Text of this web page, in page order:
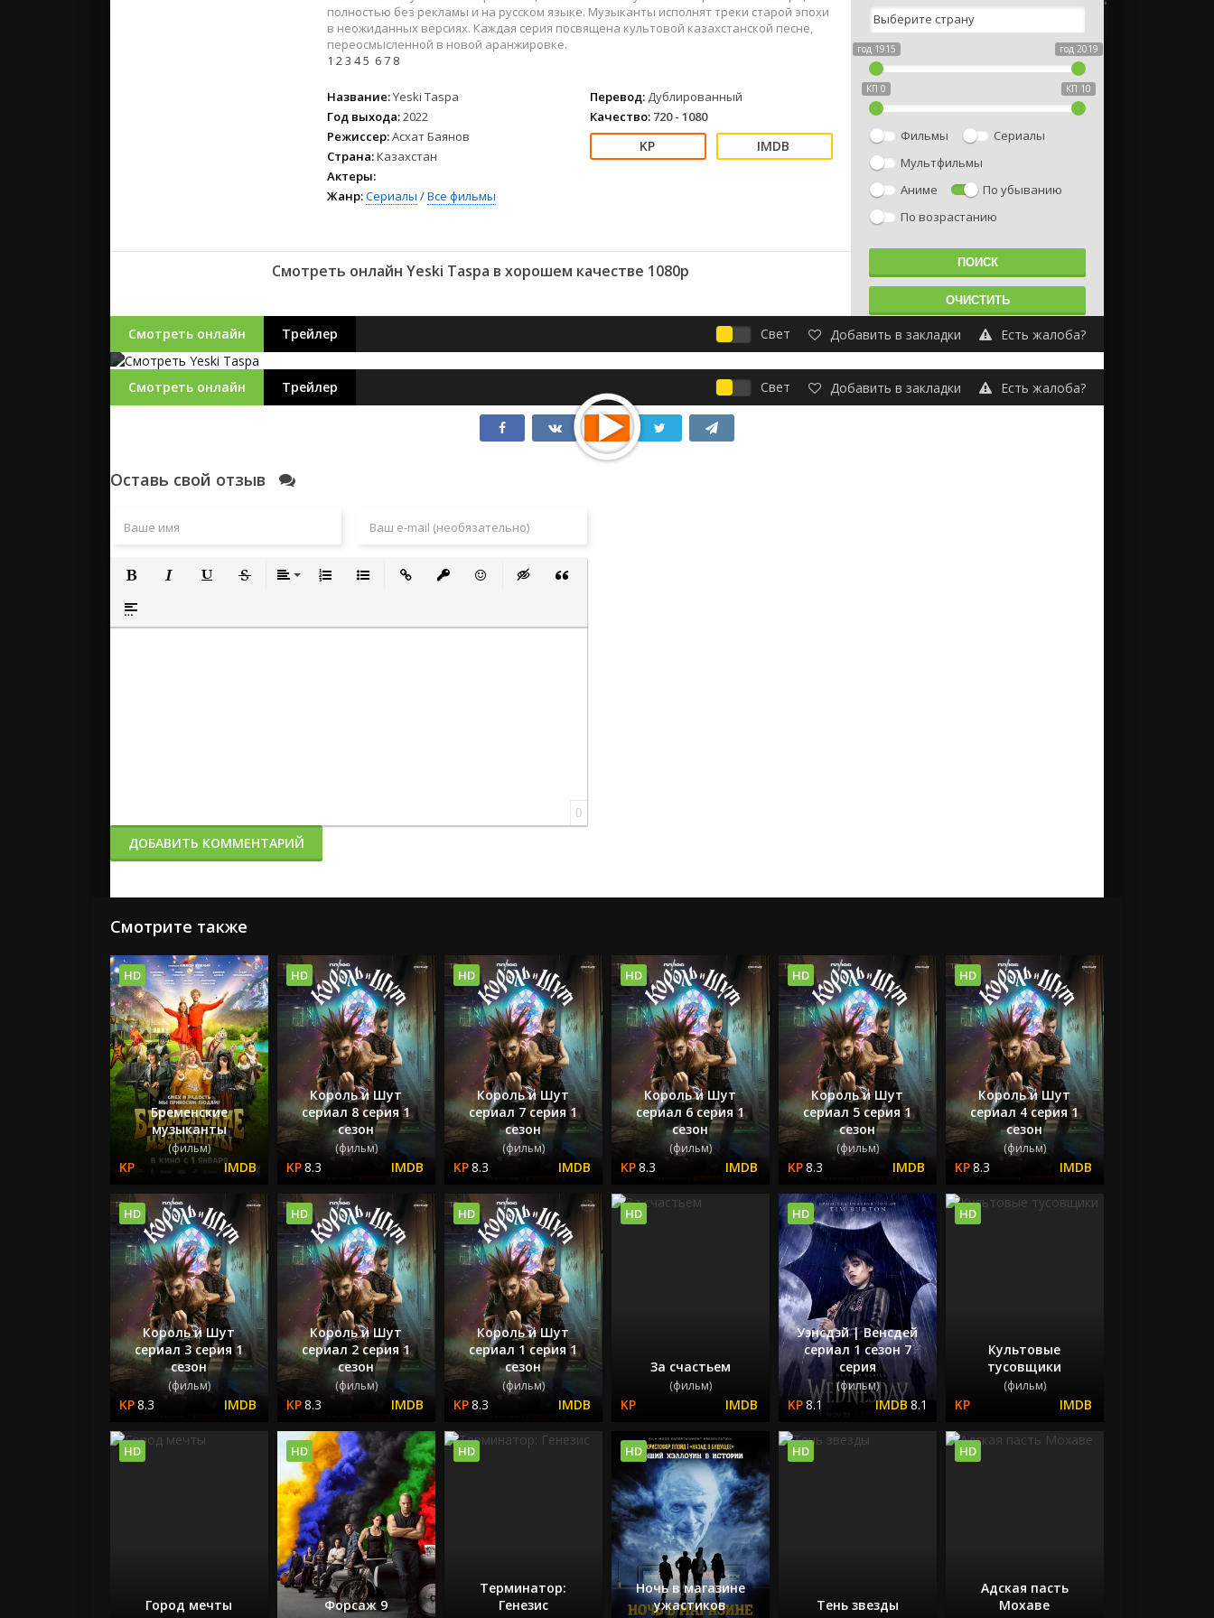
2022
2021
Русские
СССР
Зарубежные
Детские
Драмы
Спорт
Фантастика
Фэнтези
2022
Русские
СССР
Зарубежные
полностью без рекламы и на русском языке. Музыканты исполнят треки старой эпохи
в неожиданных версиях. Каждая серия посвящена культовой казахстанской песне,
переосмысленной в новой аранжировке.
1 23 45 67 8
Название:Yeski Taspa
Год выхода:2022
Режиссер:Асхат Баянов
Страна:Казахстан
Перевод: Дублированный
Качество: 720 - 1080
Актеры:
Жанр:Сериалы /Все фильмы
Смотреть онлайн Yeski Taspa в хорошем качестве 1080p
год 1915 год 2019
КП 0 КП 10
Фильмы
Сериалы
Мультфильмы
Аниме
По убыванию
По возрастанию
Смотреть онлайн Трейлер Свет Добавить в закладки Есть жалоба?
Смотреть онлайн Трейлер Свет Добавить в закладки Есть жалоба?
Оставь свой отзыв
Полужирный
Вставка спойлера
0
ДОБАВИТЬ КОММЕНТАРИЙ
Смотрите также
Бременские
музыканты
(фильм)
HD
Король и Шут
сериал 8 серия 1
сезон
(фильм)
8.3
HD
Король и Шут
сериал 7 серия 1
сезон
(фильм)
8.3
HD
Король и Шут
сериал 6 серия 1
сезон
(фильм)
8.3
HD
Король и Шут
сериал 5 серия 1
сезон
(фильм)
8.3
HD
Король и Шут
сериал 4 серия 1
сезон
(фильм)
8.3
HD
Король и Шут
сериал 3 серия 1
сезон
(фильм)
8.3
HD
Король и Шут
сериал 2 серия 1
сезон
(фильм)
8.3
HD
Король и Шут
сериал 1 серия 1
сезон
(фильм)
8.3
HD
За счастьем
(фильм)
HD
Уэнсдэй | Венсдей
сериал 1 сезон 7
серия
(фильм)
8.1 8.1
HD
Культовые
тусовщики
(фильм)
HD
Город мечты
HD
Форсаж 9
HD
Терминатор:
Генезис
HD
Ночь в магазине
ужастиков
HD
Тень звезды
HD
Адская пасть
Мохаве
HD